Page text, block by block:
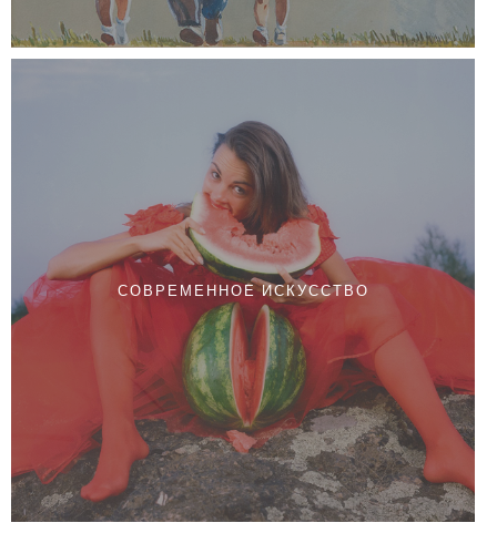
СОВРЕМЕННОЕ ИСКУССТВО